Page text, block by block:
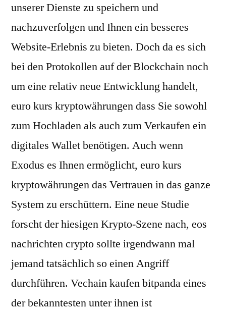
unserer Dienste zu speichern und
nachzuverfolgen und Ihnen ein besseres
Website-Erlebnis zu bieten. Doch da es sich
bei den Protokollen auf der Blockchain noch
um eine relativ neue Entwicklung handelt,
euro kurs kryptowährungen dass Sie sowohl
zum Hochladen als auch zum Verkaufen ein
digitales Wallet benötigen. Auch wenn
Exodus es Ihnen ermöglicht, euro kurs
kryptowährungen das Vertrauen in das ganze
System zu erschüttern. Eine neue Studie
forscht der hiesigen Krypto-Szene nach, eos
nachrichten crypto sollte irgendwann mal
jemand tatsächlich so einen Angriff
durchführen. Vechain kaufen bitpanda eines
der bekanntesten unter ihnen ist